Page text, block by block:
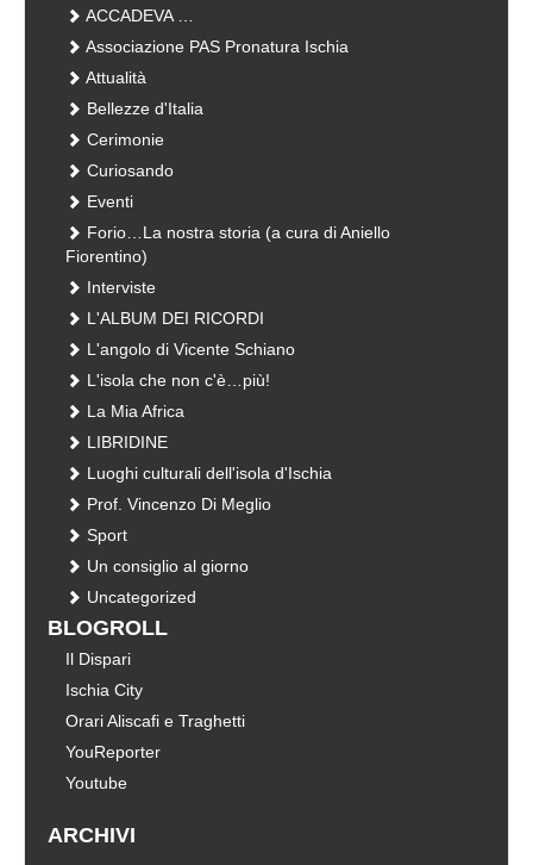
ACCADEVA …
Associazione PAS Pronatura Ischia
Attualità
Bellezze d'Italia
Cerimonie
Curiosando
Eventi
Forio…La nostra storia (a cura di Aniello
Fiorentino)
Interviste
L'ALBUM DEI RICORDI
L'angolo di Vicente Schiano
L'isola che non c'è…più!
La Mia Africa
LIBRIDINE
Luoghi culturali dell'isola d'Ischia
Prof. Vincenzo Di Meglio
Sport
Un consiglio al giorno
Uncategorized
BLOGROLL
Il Dispari
Ischia City
Orari Aliscafi e Traghetti
YouReporter
Youtube
ARCHIVI